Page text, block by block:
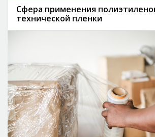
Сфера применения
технической пленки